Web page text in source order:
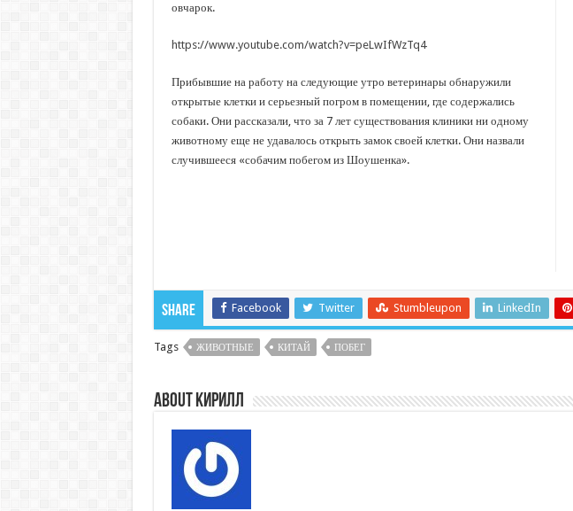
овчарок.
https://www.youtube.com/watch?v=peLwIfWzTq4
Прибывшие на работу на следующие утро ветеринары обнаружили
открытые клетки и серьезный погром в помещении, где содержались
собаки. Они рассказали, что за 7 лет существования клиники ни одному
животному еще не удавалось открыть замок своей клетки. Они назвали
случившееся «собачим побегом из Шоушенка».
Share Facebook Twitter Stumbleupon LinkedIn
Tags ЖИВОТНЫЕ КИТАЙ ПОБЕГ
About Кирилл